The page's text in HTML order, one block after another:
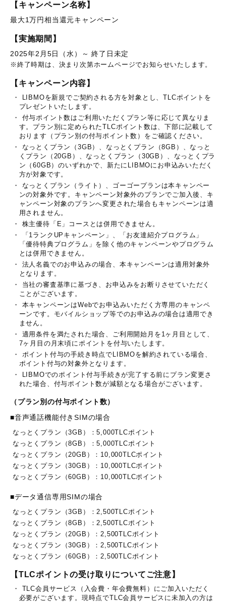
【キャンペーン名称】
最大1万円相当還元キャンペーン
【実施期間】
2025年2月5日（水）～ 終了日未定
※終了時期は、決まり次第ホームページでお知らせいたします。
【キャンペーン内容】
・ LIBMOを新規でご契約される方を対象とし、TLCポイントを
プレゼントいたします。
・ 付与ポイント数はご利用いただくプラン等に応じて異なりま
す。プラン別に定められたTLCポイント数は、下部に記載して
おります（プラン別の付与ポイント数）をご確認ください。
・ なっとくプラン（3GB）、なっとくプラン（8GB）、なっと
くプラン（20GB）、なっとくプラン（30GB）、なっとくプラ
ン（60GB）のいずれかで、新たにLIBMOにお申込みいただく
方が対象です。
・ なっとくプラン（ライト）、ゴーゴープランは本キャンペー
ンの対象外です。キャンペーン対象外のプランでご加入後、キ
ャンペーン対象のプランへ変更された場合もキャンペーンは適
用されません。
・ 株主優待「E」コースとは併用できません。
・ 「1ランクUPキャンペーン」、「お友達紹介プログラム」
「優待特典プログラム」を除く他のキャンペーンやプログラム
とは併用できません。
・ 法人名義でのお申込みの場合、本キャンペーンは適用対象外
となります。
・ 当社の審査基準に基づき、お申込みをお断りさせていただく
ことがございます。
・ 本キャンペーンはWebでお申込みいただく方専用のキャンペ
ーンです。モバイルショップ等でのお申込みの場合は適用でき
ません。
・ 適用条件を満たされた場合、ご利用開始月を1ヶ月目として、
7ヶ月目の月末頃にポイントを付与いたします。
・ ポイント付与の手続き時点でLIBMOを解約されている場合、
ポイント付与の対象外となります。
・ LIBMOでのポイント付与手続きが完了する前にプラン変更さ
れた場合、付与ポイント数が減額となる場合がございます。
（プラン別の付与ポイント数）
■音声通話機能付きSIMの場合
なっとくプラン（3GB）：5,000TLCポイント
なっとくプラン（8GB）：5,000TLCポイント
なっとくプラン（20GB）：10,000TLCポイント
なっとくプラン（30GB）：10,000TLCポイント
なっとくプラン（60GB）：10,000TLCポイント
■データ通信専用SIMの場合
なっとくプラン（3GB）：2,500TLCポイント
なっとくプラン（8GB）：2,500TLCポイント
なっとくプラン（20GB）：2,500TLCポイント
なっとくプラン（30GB）：2,500TLCポイント
なっとくプラン（60GB）：2,500TLCポイント
【TLCポイントの受け取りについてご注意】
・ TLC会員サービス（入会費・年会費無料）にご加入いただく
必要がございます。現時点でTLC会員サービスに未加入の方は